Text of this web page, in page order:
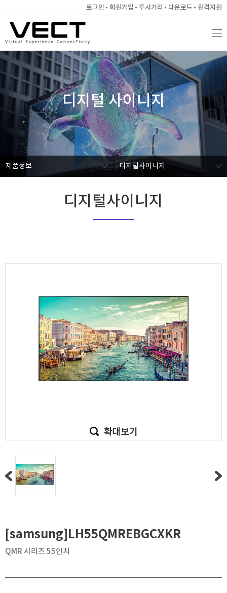
로그인 회원가입 투사거리 다운로드 원격지원
디지털 사이니지
제품정보 디지털사이니지
디지털사이니지
[samsung]LH55QMREBGCXKR
QMR 시리즈 55인치